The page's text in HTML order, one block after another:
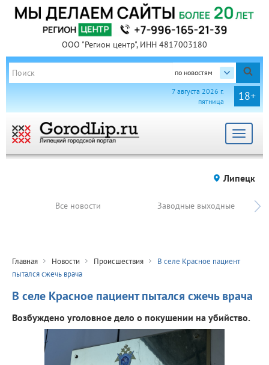
ООО "Регион центр", ИНН 4817003180
по новостям
18+
7 августа 2026 г.
пятница
Toggle
Липецк
Все новости Заводные выходные
Главная Новости Происшествия
В селе Красное пациент
пытался сжечь врача
В селе Красное пациент пытался сжечь врача
Возбуждено уголовное дело о покушении на убийство.